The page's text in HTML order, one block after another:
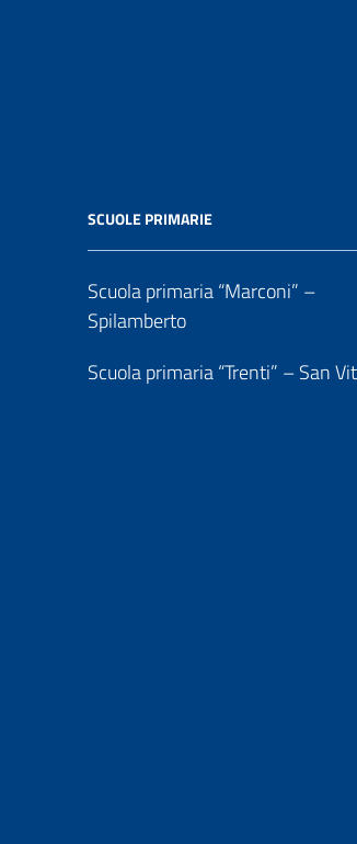
SCUOLE PRIMARIE
Scuola primaria “Marconi” –
Spilamberto
Scuola primaria “Trenti” – San